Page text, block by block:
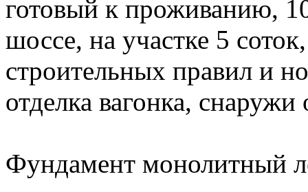
готовый к проживанию,
шоссе, на участке 5
строительных правил и
отделка вагонка,
Фундамент монолитный